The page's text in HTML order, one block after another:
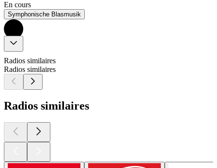
En cours
Symphonische Blasmusik
Radios similaires
Radios similaires
Radios similaires